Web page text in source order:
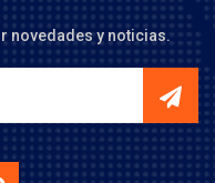
novedades y noticias.